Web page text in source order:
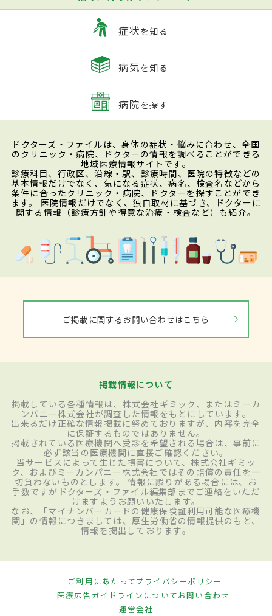
症状を知る
病気を知る
病院を探す
ドクターズ・ファイルは、身体の症状・悩みに合わせ、全国
のクリニック・病院、ドクターの情報を調べることができる
地域医療情報サイトです。
診療科目、行政区、沿線・駅、診療時間、医院の特徴などの
基本情報だけでなく、気になる症状、病名、検査名などから
条件に合ったクリニック・病院、ドクターを探すことができ
ます。 医院情報だけでなく、独自取材に基づき、ドクターに
関する情報（診療方針や得意な治療・検査など）も紹介。
ご掲載に関するお問い合わせはこちら
掲載情報について
掲載している各種情報は、株式会社ギミック、またはミーカ
ンパニー株式会社が調査した情報をもとにしています。
出来るだけ正確な情報掲載に努めておりますが、内容を完全
に保証するものではありません。
掲載されている医療機関へ受診を希望される場合は、事前に
必ず該当の医療機関に直接ご確認ください。
当サービスによって生じた損害について、株式会社ギミッ
ク、およびミーカンパニー株式会社ではその賠償の責任を一
切負わないものとします。 情報に誤りがある場合には、お
手数ですがドクターズ・ファイル編集部までご連絡をいただ
けますようお願いいたします。
なお、「マイナンバーカードの健康保険証利用可能な医療機
関」の情報につきましては、厚生労働省の情報提供のもと、
情報を掲出しております。
ご利用にあたってプライバシーポリシー
医療広告ガイドラインについてお問い合わせ
運営会社